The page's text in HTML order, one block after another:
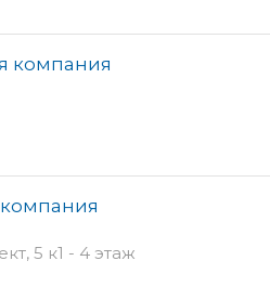
компания
5 к1 - 4 этаж